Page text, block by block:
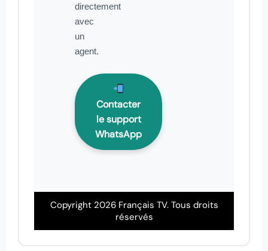
directement
avec
un
agent.
Contacter
le support
WhatsApp
Copyright 2026 Français TV. Tous droits
réservés